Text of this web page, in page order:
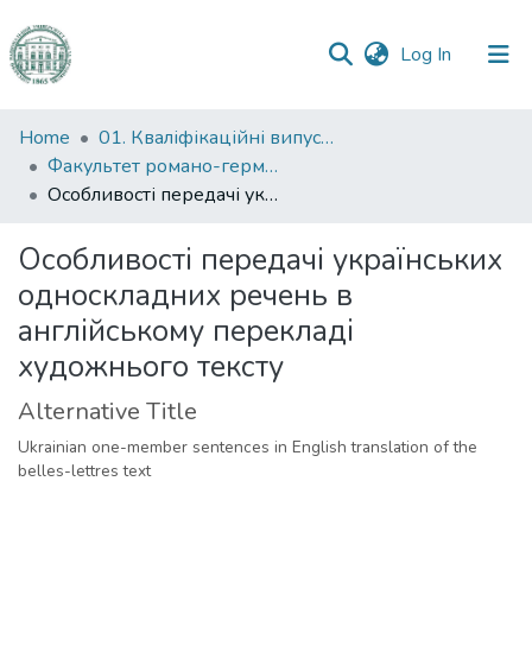
Log In (current)
Communities
&
Collections
Statistics
Home
01. Кваліфікаційні випускні роботи здобувачів вищої освіти
Факультет романо-германської філології
Особливості передачі українських односкладних речень в англійському перекладі художнього тексту
Особливості передачі українських
односкладних речень в
англійському перекладі
художнього тексту
Alternative Title
Ukrainian one-member sentences in English translation of the
belles-lettres text